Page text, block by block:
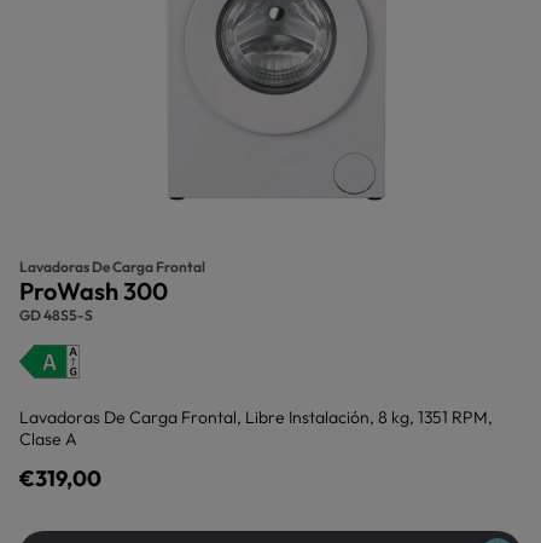
Lavadoras De Carga Frontal
ProWash 300
GD 48S5-S
Lavadoras De Carga Frontal, Libre Instalación, 8 kg, 1351 RPM,
Clase A
€319,00